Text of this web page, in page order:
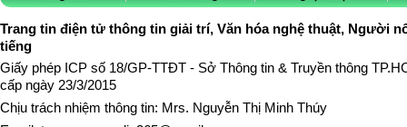
Trang tin điện tử thông tin giải trí, Văn hóa nghệ thuật, Người
tiếng
Giấy phép ICP số 18/GP-TTĐT - Sở Thông tin & Truyền thông
cấp ngày 23/3/2015
Chịu trách nhiệm thông tin: Mrs. Nguyễn Thị Minh Thúy